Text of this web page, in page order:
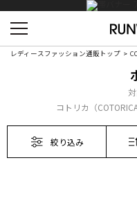
レディースファッション通販トップ
コトリカ（
絞り込み